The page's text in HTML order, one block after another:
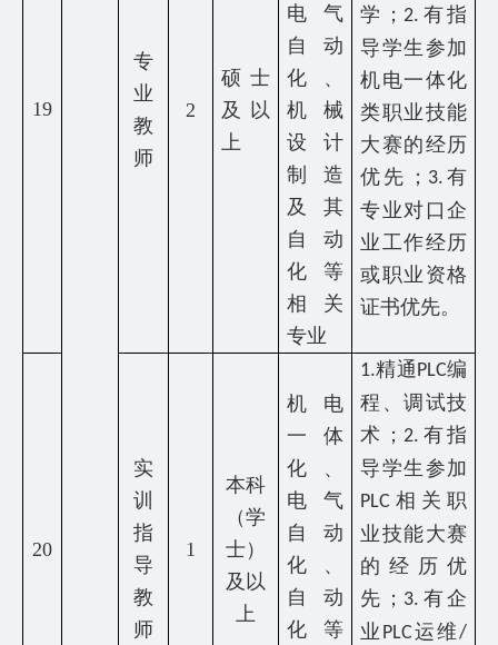
19
专
业
教
师
2
硕士
及以
上
电气
自动
化、
机械
设计
制造
及其
自动
化等
相关
专业
学； 2. 有指
导学生参加
机电一体化
类职业技能
大赛的经历
优先； 3. 有
专业对口企
业工作经历
或职业资格
证书优先。
20
实
训
指
导
教
师
1
本科
（学
士）
及以
上
机电
一体
化、
电气
自动
化、
自动
化等
1.精通PLC编
程、调试技
术； 2. 有指
导学生参加
PLC 相关职
业技能大赛
的经历优
先； 3. 有企
业 PLC运维/